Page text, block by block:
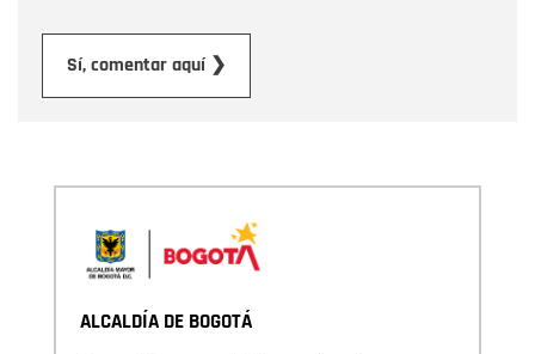
Sí, comentar aquí ❯
ALCALDÍA DE BOGOTÁ